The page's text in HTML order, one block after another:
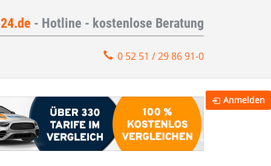
- Hotline - kostenlose Beratung
0 52 51 / 29 86 91-0
Anmelden